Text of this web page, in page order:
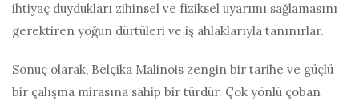
ihtiyaç duydukları zihinsel ve fiziksel uyarımı sağlamasını
gerektiren yoğun dürtüleri ve iş ahlaklarıyla tanınırlar.
Sonuç olarak, Belçika Malinois zengin bir tarihe ve güçlü
bir çalışma mirasına sahip bir türdür. Çok yönlü çoban